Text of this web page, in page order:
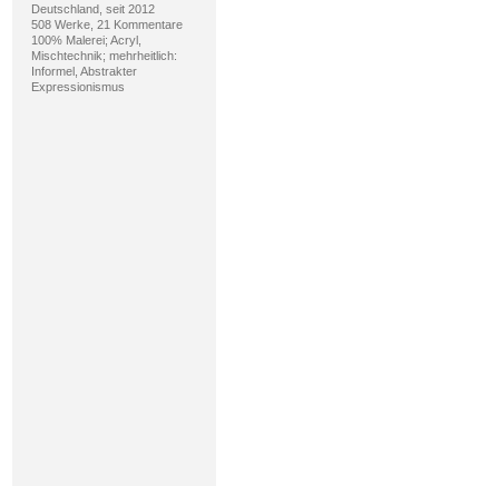
Deutschland, seit 2012
508 Werke, 21 Kommentare
100% Malerei; Acryl,
Mischtechnik; mehrheitlich:
Informel, Abstrakter
Expressionismus